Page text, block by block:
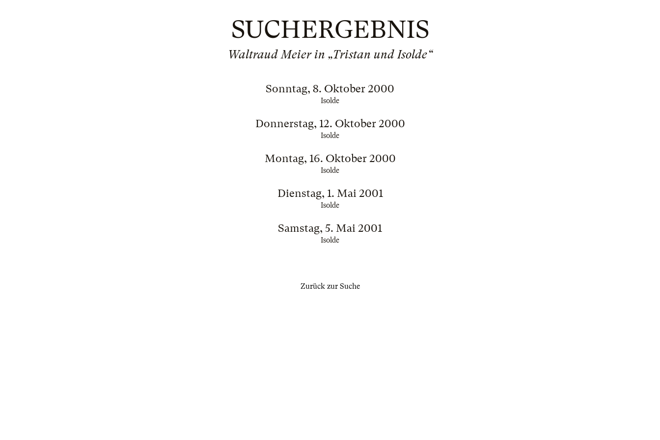
SUCHERGEBNIS
Waltraud Meier in „Tristan und Isolde“
Sonntag, 8. Oktober 2000
Isolde
Donnerstag, 12. Oktober 2000
Isolde
Montag, 16. Oktober 2000
Isolde
Dienstag, 1. Mai 2001
Isolde
Samstag, 5. Mai 2001
Isolde
Zurück zur Suche